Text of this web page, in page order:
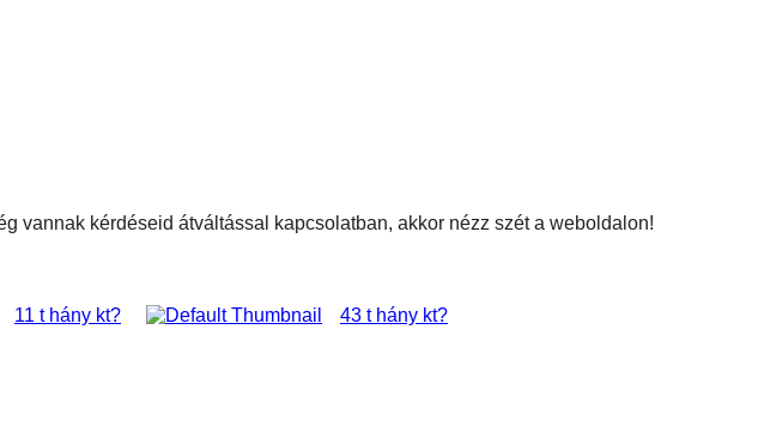
vannak kérdéseid átváltással kapcsolatban, akkor nézz szét a weboldalon!
11 t hány kt? 43 t hány kt?